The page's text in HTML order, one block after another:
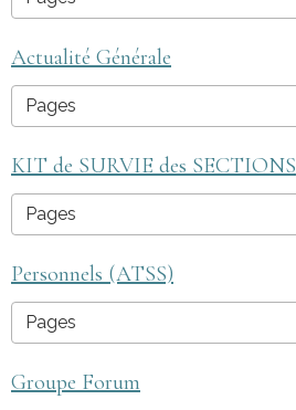
Actualité Générale
KIT de SURVIE des SECTIONS
Personnels (ATSS)
Groupe Forum